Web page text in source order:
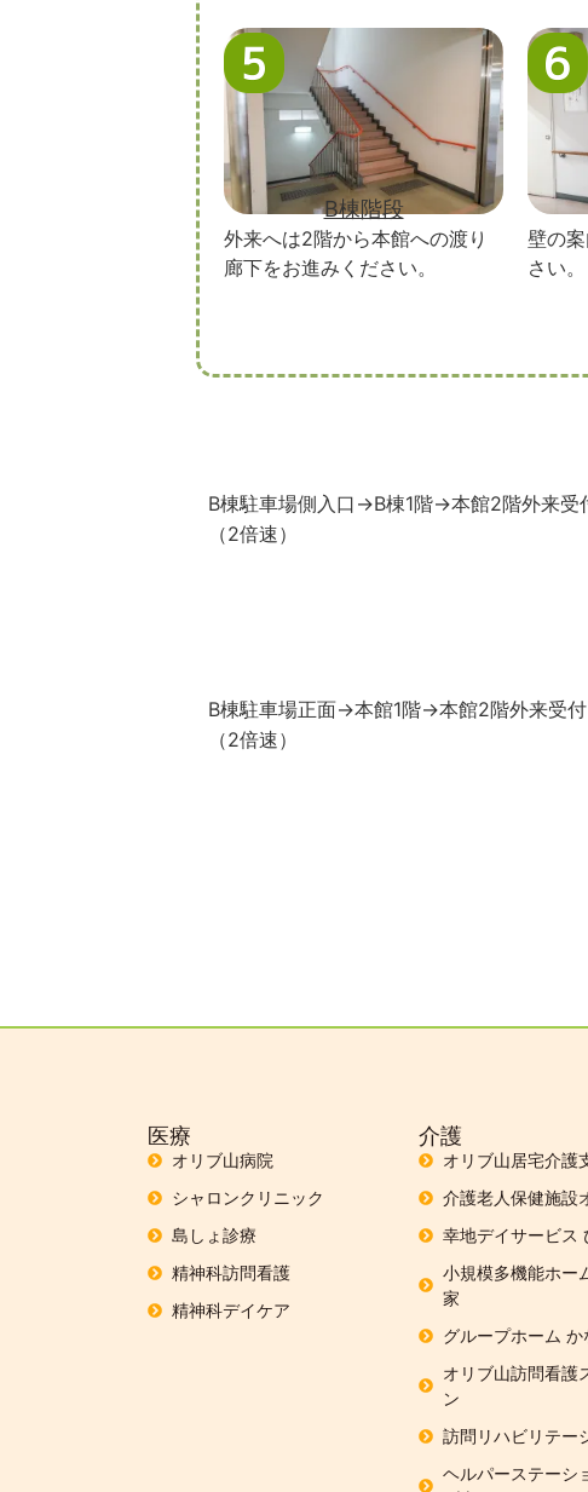
B棟階段
外来へは2階から本館への渡り
廊下をお進みください。
壁の
さい。
B棟駐車場側入口→B棟1階→本館2階外来受
（2倍速）
B棟駐車場正面→本館1階→本館2階外来受付
（2倍速）
医療
オリブ山病院
シャロンクリニック
島しょ診療
精神科訪問看護
精神科デイケア
介護
オリブ山居宅介護
介護老人保健施設
幸地デイサービス
小規模多機能ホー
家
グループホーム か
オリブ山訪問看護
ン
訪問リハビリテー
ヘルパーステーシ